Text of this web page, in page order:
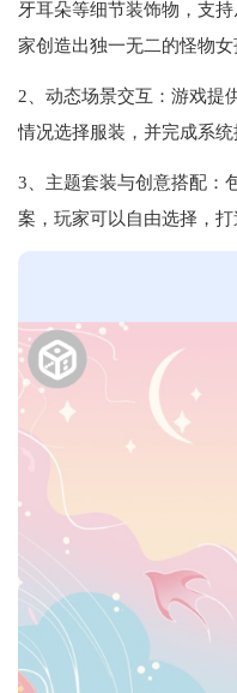
牙耳朵等细节装饰物，支
家创造出独一无二的怪物女
2、动态场景交互‌：游戏提
情况选择服装，并完成系统
3、主题套装与创意搭配‌：
案，玩家可以自由选择，打